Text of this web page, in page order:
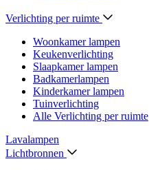
Verlichting per ruimte
Woonkamer lampen
Keukenverlichting
Slaapkamer lampen
Badkamerlampen
Kinderkamer lampen
Tuinverlichting
Alle Verlichting per ruimte
Lavalampen
Lichtbronnen